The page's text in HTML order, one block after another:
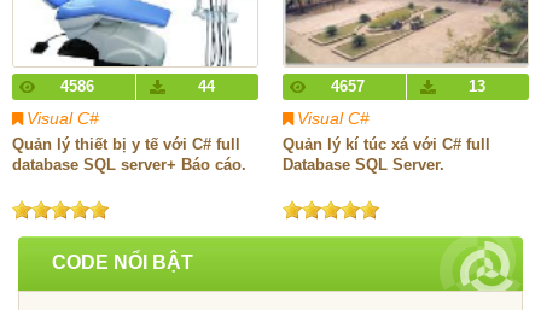
4586 44
Visual C#
Quản lý thiết bị y tế với C# full
database SQL server+ Báo cáo.
4657 13
Visual C#
Quản lý kí túc xá với C# full
Database SQL Server.
CODE NỔI BẬT